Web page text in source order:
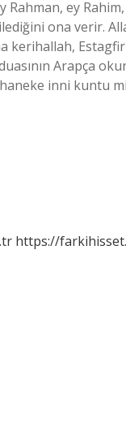
ey
ona verir.
Arapça
inni kuntu
https://